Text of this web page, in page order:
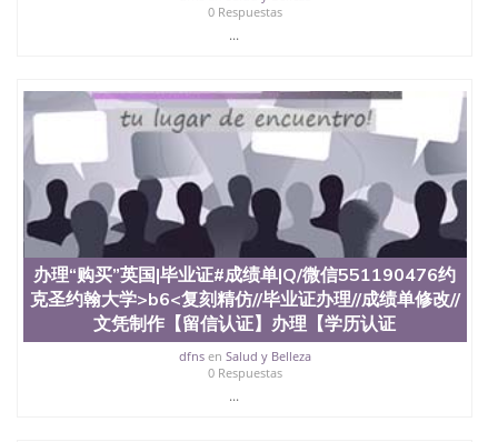
昆士兰大学学历成绩单购买学位证书/澳洲读本科硕
士做文凭/购买澳洲大学毕业证成绩单假文凭学历办
文凭制作【留信认证】办理【学历认证】咨询
Imperial College London
0 Respuestas
...
办理“购买”英国|毕业证#成绩单|Q/微信551190476约
克圣约翰大学>b6<复刻精仿//毕业证办理//成绩单修改//
文凭制作【留信认证】办理【学历认证
dfnsen Salud y Belleza
0 Respuestas
...